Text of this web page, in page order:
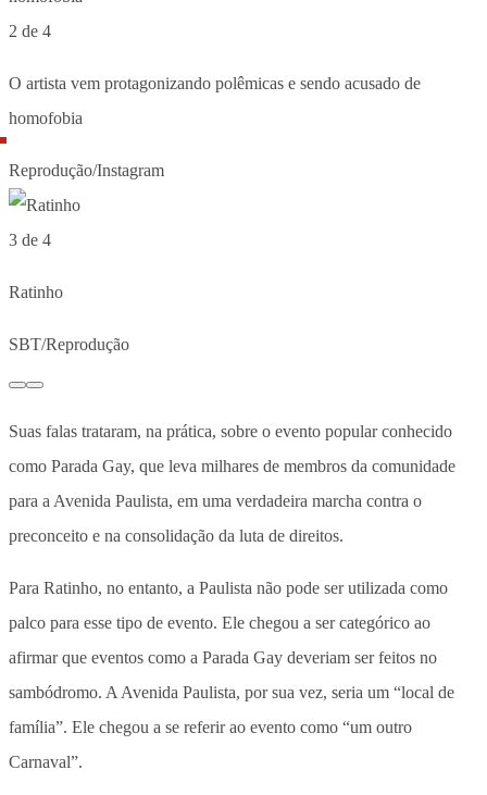
2 de 4
O artista vem protagonizando polêmicas e sendo acusado de
homofobia
Reprodução/Instagram
3 de 4
Ratinho
SBT/Reprodução
Suas falas trataram, na prática, sobre o evento popular conhecido
como Parada Gay, que leva milhares de membros da comunidade
para a Avenida Paulista, em uma verdadeira marcha contra o
preconceito e na consolidação da luta de direitos.
Para Ratinho, no entanto, a Paulista não pode ser utilizada como
palco para esse tipo de evento. Ele chegou a ser categórico ao
afirmar que eventos como a Parada Gay deveriam ser feitos no
sambódromo. A Avenida Paulista, por sua vez, seria um “local de
família”. Ele chegou a se referir ao evento como “um outro
Carnaval”.